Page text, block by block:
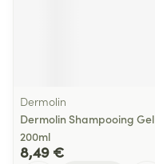
Dermolin
Dermolin Shampooing Gel
200ml
8,49 €